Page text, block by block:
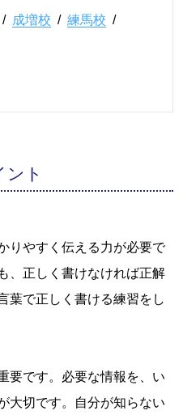
/ 成増校 / 練馬校 /
ント
りやすく伝える力が必要で
、正しく書けなければ正解
葉で正しく書ける練習をし
要です。必要な情報を、い
大切です。自分が知らない